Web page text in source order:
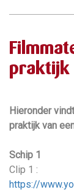
praktijk
Hieronder
praktijk van
Schip 1
Clip 1 :
https://